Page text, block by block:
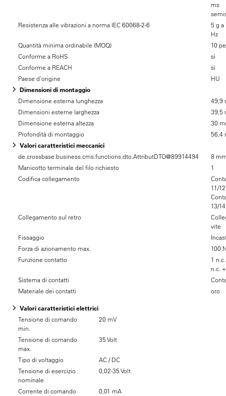
ms
Resistenza alle vibrazioni a norma IEC 60068-2-6
5 g a
Hz
Quantità minima ordinabile (MOQ)
10
Conforme a RoHS
sì
Conforme a REACH
sì
Paese d’origine
HU
Dimensioni di montaggio
Dimensione esterna lunghezza
49,9
Dimensioni esterne larghezza
39,5
Dimensione esterna altezza
30
Profondità di montaggio
56,4
Valori caratteristici meccanici
de.crossbase.business.cms.functions.dto.AttributDTO@89914494
8
Manicotto terminale del filo richiesto
1
Codifica collegamento
11/
13/
Collegamento sul retro
vite
Fissaggio
Forza di azionamento max.
100
Funzione contatto
1
n.c.
Sistema di contatti
Materiale dei contatti
oro
Valori caratteristici elettrici
Tensione di comando
min.
20 mV
Tensione di comando
max.
35 Volt
Tipo di voltaggio
AC / DC
Tensione di esercizio
nominale
0,02-35 Volt
Corrente di comando 0,01 mA